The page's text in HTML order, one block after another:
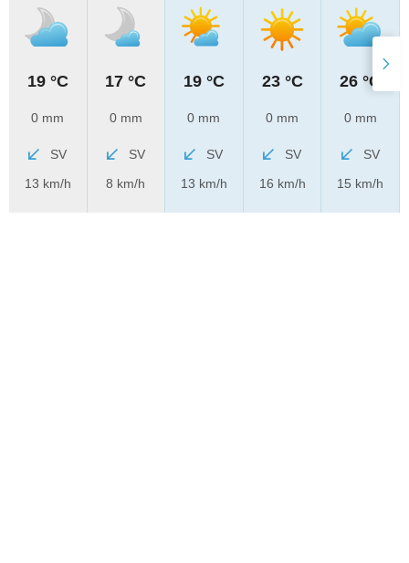
19 °C
0 mm
SV
13 km/h
17 °C
0 mm
SV
8 km/h
19 °C
0 mm
SV
13 km/h
23 °C
0 mm
SV
16 km/h
26 °C
0 mm
SV
15 km/h